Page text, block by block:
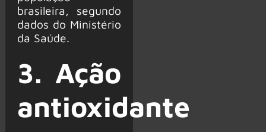
brasileira, segundo
dados do Ministério
da Saúde.
3. Ação
antioxidante